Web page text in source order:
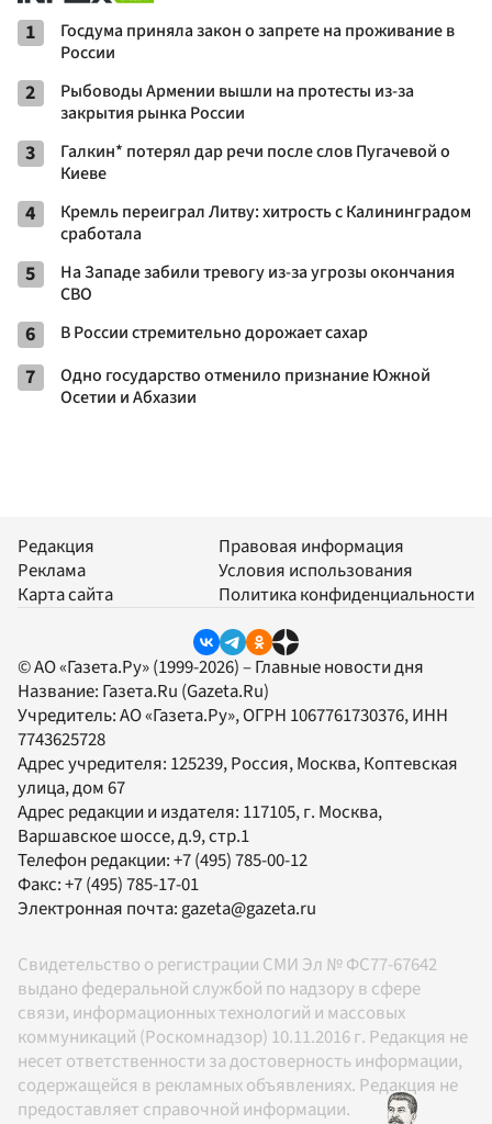
1
Госдума приняла закон о запрете на проживание в
России
2
Рыбоводы Армении вышли на протесты из-за
закрытия рынка России
3
Галкин* потерял дар речи после слов Пугачевой о
Киеве
4
Кремль переиграл Литву: хитрость с Калининградом
сработала
5
На Западе забили тревогу из-за угрозы окончания
СВО
6 В России стремительно дорожает сахар
7
Одно государство отменило признание Южной
Осетии и Абхазии
Редакция
Реклама
Карта сайта
Правовая информация
Условия использования
Политика конфиденциальности
© АО «Газета.Ру» (1999-2026) – Главные новости дня
Название: Газета.Ru (Gazeta.Ru)
Учредитель:АО «Газета.Ру», ОГРН 1067761730376, ИНН
7743625728
Адрес учредителя: 125239, Россия, Москва, Коптевская
улица, дом 67
Адрес редакции и издателя: 117105, г. Москва,
Варшавское шоссе, д.9, стр.1
Телефон редакции:+7 (495) 785-00-12
Факс:+7 (495) 785-17-01
Электронная почта: gazeta@gazeta.ru
Свидетельство о регистрации СМИ Эл № ФС77-67642
выдано федеральной службой по надзору в сфере
связи, информационных технологий и массовых
коммуникаций (Роскомнадзор) 10.11.2016 г. Редакция не
несет ответственности за достоверность информации,
содержащейся в рекламных объявлениях. Редакция не
предоставляет справочной информации.